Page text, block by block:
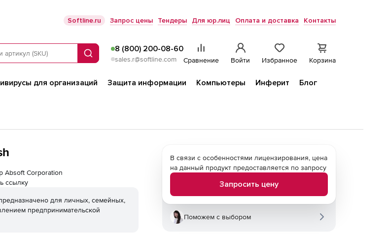
Softline.ru Запрос цены Тендеры Для юр.лиц Оплата и доставка Контакты
Поиск
8 (800) 200-08-60
sales.r@softline.com Сравнение Войти Избранное Корзина
для организаций Защита информации Компьютеры Инферит
Блог
Absoft Corporation
ссылку
для личных, семейных,
предпринимательской
В связи с особенностями лицензирования, цена
на данный продукт предоставляется по запросу
Запросить цену
Поможем с выбором